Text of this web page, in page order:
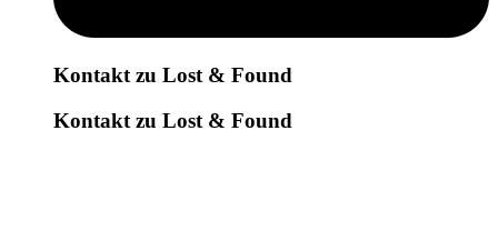
Kontakt zu Lost & Found
Kontakt zu Lost & Found